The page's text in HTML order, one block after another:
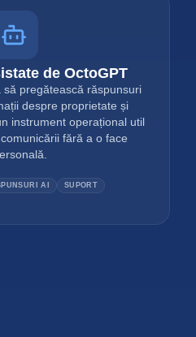
de OctoGPT
pregătească răspunsuri
despre proprietate și
instrument operațional util
fără a o face
AI SUPORT